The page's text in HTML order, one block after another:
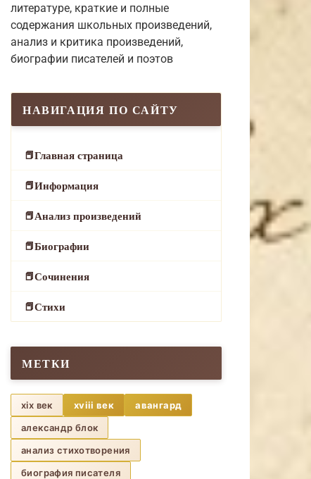
литературе, краткие и полные
содержания школьных произведений,
анализ и критика произведений,
биографии писателей и поэтов
НАВИГАЦИЯ ПО САЙТУ
Главная страница
Информация
Анализ произведений
Биографии
Сочинения
Стихи
МЕТКИ
xix век xviii век
авангард
александр блок
анализ стихотворения
биография писателя